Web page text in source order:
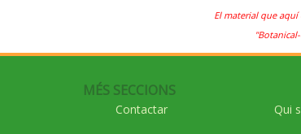
El material que
MÉS SECCIONS
Contactar Qui